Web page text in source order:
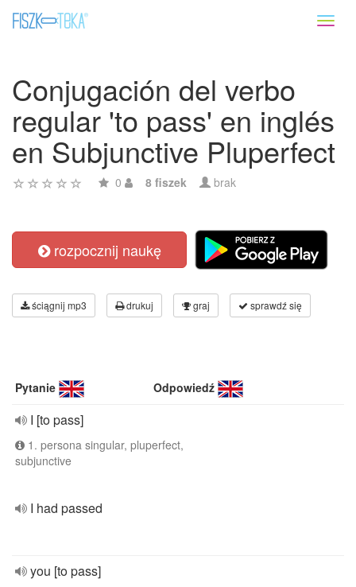
Conjugación del verbo
regular 'to pass' en inglés
en Subjunctive Pluperfect
0 8 fiszek brak
rozpocznij naukę
ściągnij mp3 drukuj graj sprawdź się
Pytanie Odpowiedź
I [to pass]
1. persona singular, pluperfect,
subjunctive
I had passed
you [to pass]